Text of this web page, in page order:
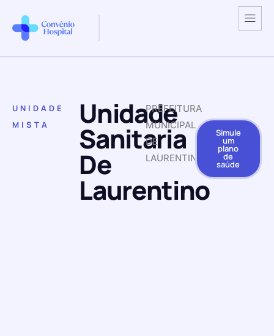
UNIDADE
MISTA
Unidade
Sanitaria
De
Laurentino
PREFEITURA
MUNICIPAL
DE
LAURENTINO
Simule
um
plano
de
saúde